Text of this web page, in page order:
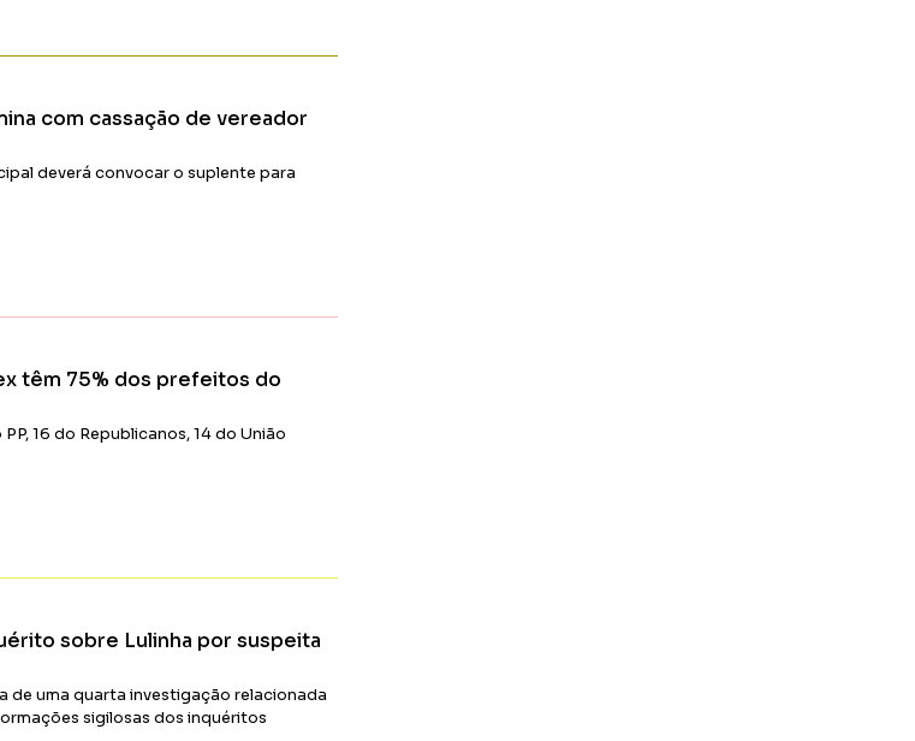
com cassação de vereador
deverá convocar o suplente para
têm 75% dos prefeitos do
16 do Republicanos, 14 do União
sobre Lulinha por suspeita
de uma quarta investigação relacionada
sigilosas dos inquéritos